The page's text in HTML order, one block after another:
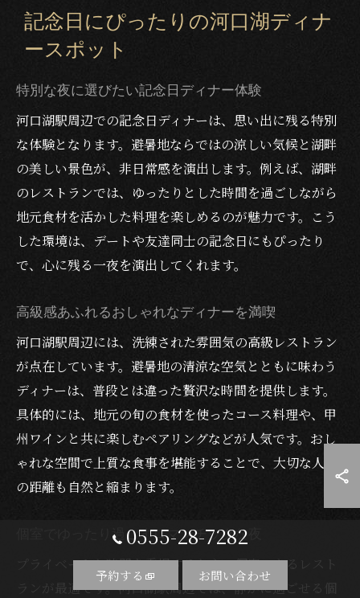
記念日にぴったりの河口湖ディナ
ースポット
特別な夜に選びたい記念日ディナー体験
河口湖駅周辺での記念日ディナーは、思い出に残る特別
な体験となります。避暑地ならではの涼しい気候と湖畔
の美しい景色が、非日常感を演出します。例えば、湖畔
のレストランでは、ゆったりとした時間を過ごしながら
地元食材を活かした料理を楽しめるのが魅力です。こう
した環境は、デートや友達同士の記念日にもぴったり
で、心に残る一夜を演出してくれます。
高級感あふれるおしゃれなディナーを満喫
河口湖駅周辺には、洗練された雰囲気の高級レストラン
が点在しています。避暑地の清涼な空気とともに味わう
ディナーは、普段とは違った贅沢な時間を提供します。
具体的には、地元の旬の食材を使ったコース料理や、甲
州ワインと共に楽しむペアリングなどが人気です。おし
ゃれな空間で上質な食事を堪能することで、大切な人と
の距離も自然と縮まります。
個室でゆったり過ごすロマンチックな夜
プライベートな時間を重視するなら、個室のあるレスト
ランが最適です。河口湖駅周辺では、静かに過ごせる個
0555-28-7282
予約する お問い合わせ